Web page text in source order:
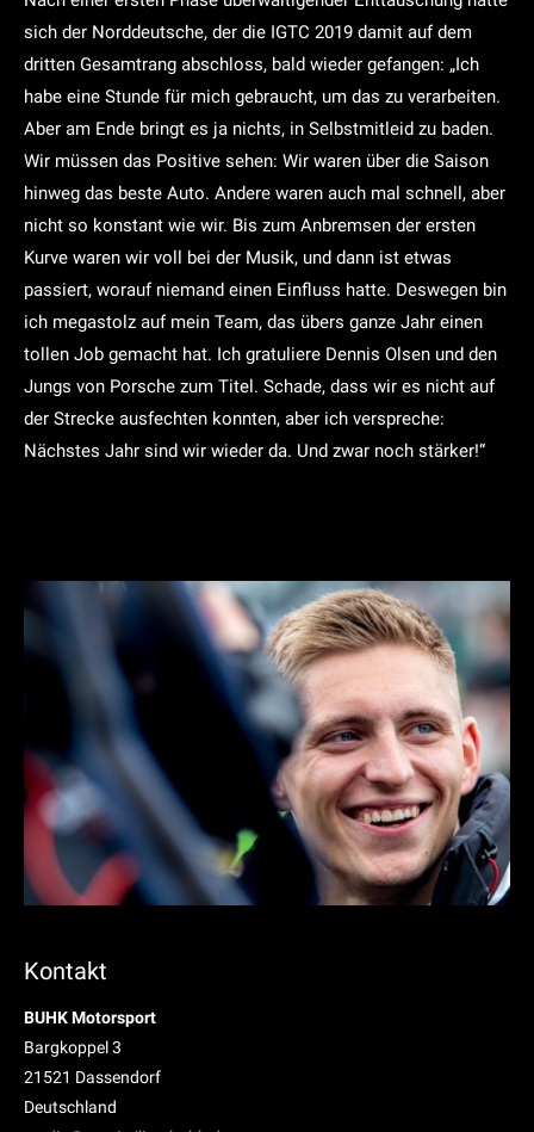
sich der Norddeutsche, der die IGTC 2019 damit auf dem
dritten Gesamtrang abschloss, bald wieder gefangen: „Ich
habe eine Stunde für mich gebraucht, um das zu verarbeiten.
Aber am Ende bringt es ja nichts, in Selbstmitleid zu baden.
Wir müssen das Positive sehen: Wir waren über die Saison
hinweg das beste Auto. Andere waren auch mal schnell, aber
nicht so konstant wie wir. Bis zum Anbremsen der ersten
Kurve waren wir voll bei der Musik, und dann ist etwas
passiert, worauf niemand einen Einfluss hatte. Deswegen bin
ich megastolz auf mein Team, das übers ganze Jahr einen
tollen Job gemacht hat. Ich gratuliere Dennis Olsen und den
Jungs von Porsche zum Titel. Schade, dass wir es nicht auf
der Strecke ausfechten konnten, aber ich verspreche:
Nächstes Jahr sind wir wieder da. Und zwar noch stärker!“
Kontakt
BUHK Motorsport
Bargkoppel 3
21521 Dassendorf
Deutschland